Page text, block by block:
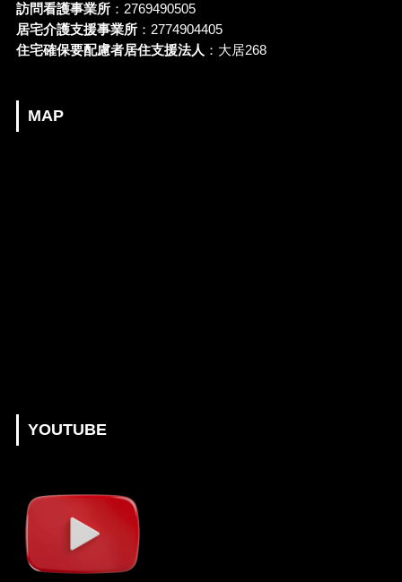
訪問看護事業所：2769490505
居宅介護支援事業所：2774904405
住宅確保要配慮者居住支援法人 ：大居268
MAP
YOUTUBE